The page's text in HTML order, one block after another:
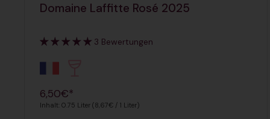
Domaine Laffitte Rosé 2025
3 Bewertungen
Regulärer Preis
6,50€*
Inhalt: 0.75 Liter (8,67€ / 1 Liter)